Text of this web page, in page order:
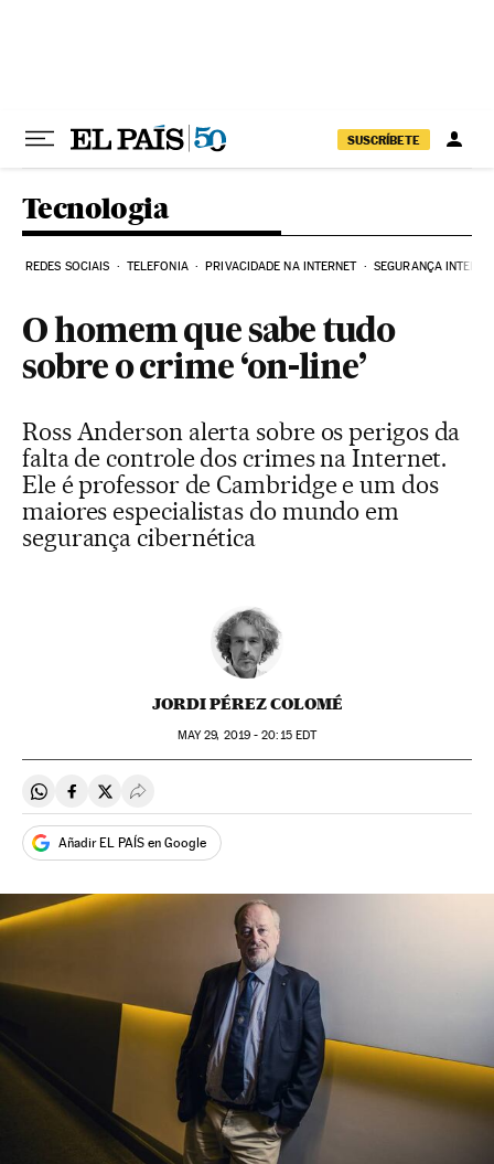
SUSCRÍBETE
Tecnologia
REDES SOCIAIS TELEFONIA PRIVACIDADE NA INTERNET SEGURANÇA
O homem que sabe tudo
sobre o crime ‘on-line’
Ross Anderson alerta sobre os perigos da
falta de controle dos crimes na Internet.
Ele é professor de Cambridge e um dos
maiores especialistas do mundo em
segurança cibernética
JORDI PÉREZ COLOMÉ
MAY29, 2019 - 20:15EDT
Compartir en Whatsapp
Compartir en Facebook
Compartir en Twitter
Desplegar Redes Sociales
Añadir EL PAÍS en Google